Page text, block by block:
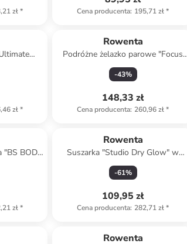
zł* Cena producenta: 195,71 zł*
zł*
Rowenta
Podróżne żelazko parowe "Focus
Travel” w kolorze biało-fioletowym
-43%
148,33 zł
Cena producenta: 260,96 zł*
BODY
zł*
Rowenta
Suszarka "Studio Dry Glow" w
kolorze biało-jasnoróżowym
-61%
109,95 zł
Cena producenta: 282,71 zł*
Rowenta